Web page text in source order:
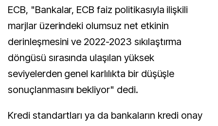
ECB, "Bankalar, ECB faiz politikasıyla ilişkili
marjlar üzerindeki olumsuz net etkinin
derinleşmesini ve 2022-2023 sıkılaştırma
döngüsü sırasında ulaşılan yüksek
seviyelerden genel karlılıkta bir düşüşle
sonuçlanmasını bekliyor" dedi.
Kredi standartları ya da bankaların kredi onay